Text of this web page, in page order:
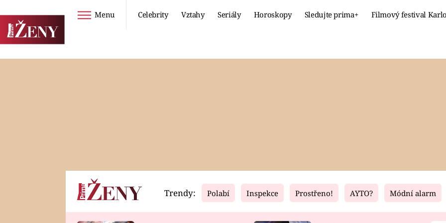
Menu Celebrity Vztahy Seriály Horoskopy Sledujte prima+ Filmový festival
Horoskopy Video Fresh Living
Trendy: Polabí Inspekce Prostřeno! AYTO? Módní alarm